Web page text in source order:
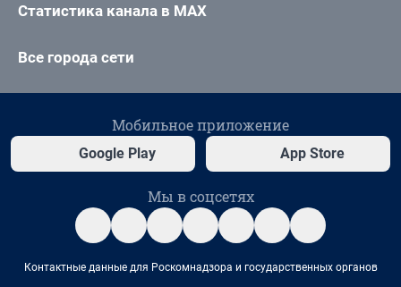
Статистика канала в MAX
Все города сети
Мобильное приложение
Google Play App Store
Мы в соцсетях
Контактные данные для Роскомнадзора и государственных органов